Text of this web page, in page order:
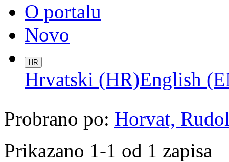
O portalu
Novo
HR
Hrvatski (HR)English
Probrano po: Horvat,
Prikazano 1-1 od 1 zapisa